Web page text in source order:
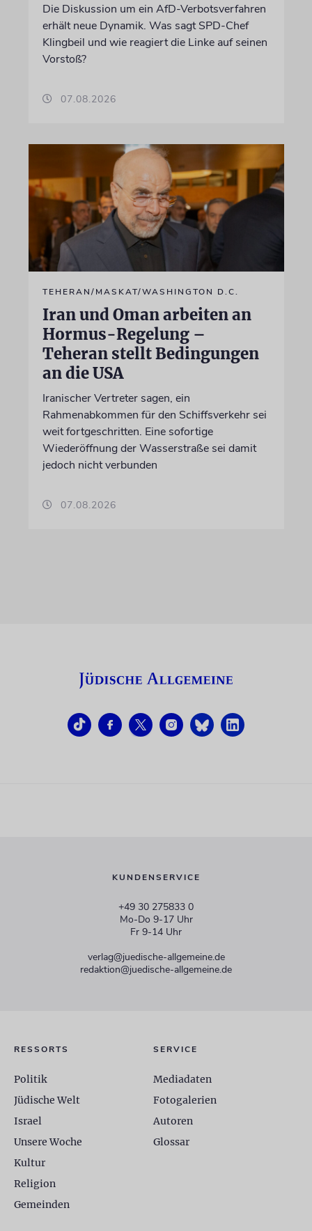
Die Diskussion um ein AfD-Verbotsverfahren
erhält neue Dynamik. Was sagt SPD-Chef
Klingbeil und wie reagiert die Linke auf seinen
Vorstoß?
07.08.2026
TEHERAN/MASKAT/WASHINGTON D.C.
Iran und Oman arbeiten an
Hormus-Regelung –
Teheran stellt Bedingungen
an die USA
Iranischer Vertreter sagen, ein
Rahmenabkommen für den Schiffsverkehr sei
weit fortgeschritten. Eine sofortige
Wiederöffnung der Wasserstraße sei damit
jedoch nicht verbunden
07.08.2026
KUNDENSERVICE
+49 30 275833 0
Mo-Do 9-17 Uhr
Fr 9-14 Uhr
verlag@juedische-allgemeine.de
redaktion@juedische-allgemeine.de
RESSORTS
Politik
Jüdische Welt
Israel
Unsere Woche
Kultur
Religion
Gemeinden
SERVICE
Mediadaten
Fotogalerien
Autoren
Glossar